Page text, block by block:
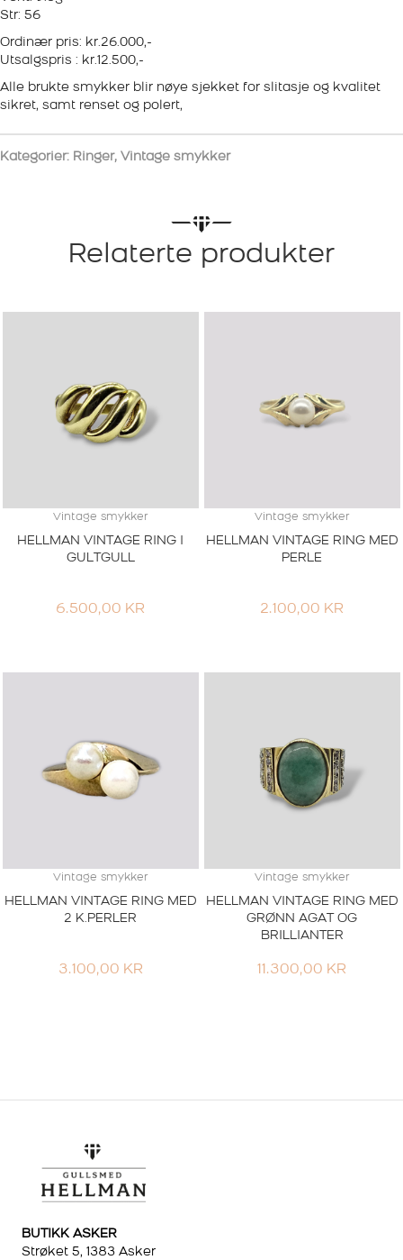
Str: 56
Ordinær pris: kr.26.000,-
Utsalgspris : kr.12.500,-
Alle brukte smykker blir nøye sjekket for slitasje og kvalitet
sikret, samt renset og polert,
Kategorier: Ringer, Vintage smykker
Relaterte produkter
Vintage smykker
HELLMAN VINTAGE RING I
GULTGULL
6.500,00 KR
Vintage smykker
HELLMAN VINTAGE RING MED
PERLE
2.100,00 KR
Vintage smykker
HELLMAN VINTAGE RING MED
2 K.PERLER
3.100,00 KR
Vintage smykker
HELLMAN VINTAGE RING MED
GRØNN AGAT OG
BRILLIANTER
11.300,00 KR
BUTIKK ASKER
Strøket 5, 1383 Asker